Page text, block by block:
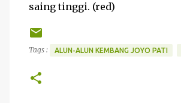
saing tinggi. (red)
Tags : ALUN-ALUN KEMBANG JOYO PATI